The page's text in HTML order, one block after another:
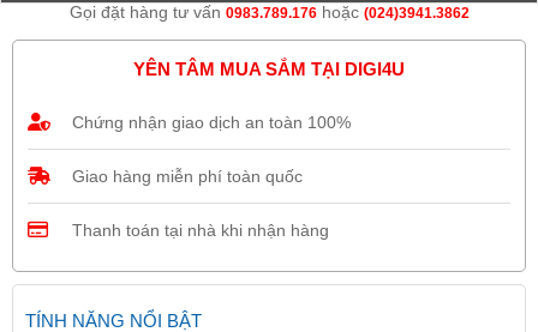
Gọi đặt hàng tư vấn 0983.789.176hoặc (024)3941.3862
YÊN TÂM MUA SẮM TẠI DIGI4U
Chứng nhận giao dịch an toàn 100%
Giao hàng miễn phí toàn quốc
Thanh toán tại nhà khi nhận hàng
TÍNH NĂNG NỔI BẬT